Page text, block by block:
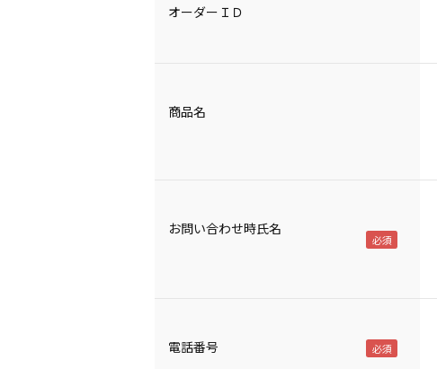
オーダーＩＤ
商品名
お問い合わせ時氏名
電話番号